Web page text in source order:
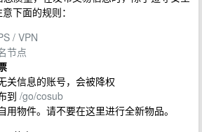
下面的规则：
/ VPN
节点
关信息的账号，会被降权
到 /go/cosub
用物件。请不要在这里进行全新物品。